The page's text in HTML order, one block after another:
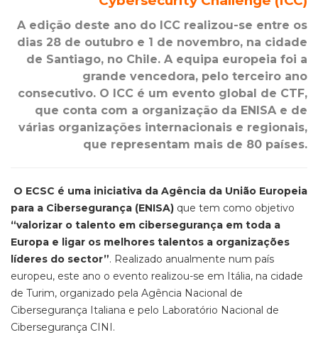
A edição deste ano do ICC realizou-se entre os
dias 28 de outubro e 1 de novembro, na cidade
de Santiago, no Chile. A equipa europeia foi a
grande vencedora, pelo terceiro ano
consecutivo. O ICC é um evento global de CTF,
que conta com a organização da ENISA e de
várias organizações internacionais e regionais,
que representam mais de 80 países.
O ECSC é uma iniciativa da Agência da União Europeia
para a Cibersegurança (ENISA) que tem como objetivo
“valorizar o talento em cibersegurança em toda a
Europa e ligar os melhores talentos a organizações
líderes do sector”. Realizado anualmente num país
europeu, este ano o evento realizou-se em Itália, na cidade
de Turim, organizado pela Agência Nacional de
Cibersegurança Italiana e pelo Laboratório Nacional de
Cibersegurança CINI.